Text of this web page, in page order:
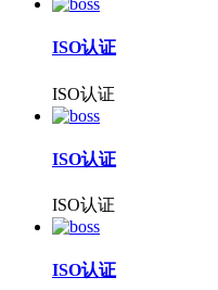
ISO认证
ISO认证
ISO认证
ISO认证
ISO认证